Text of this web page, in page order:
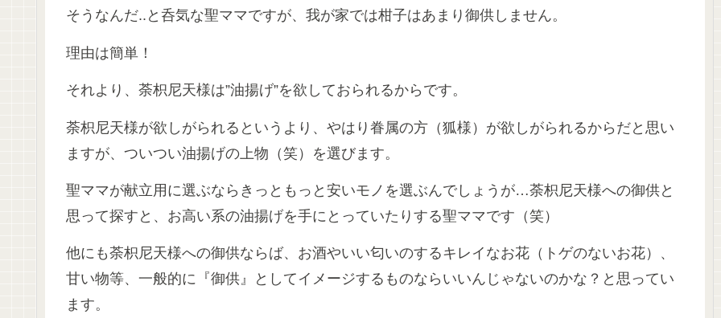
そうなんだ..と呑気な聖ママですが、我が家では柑子はあまり御供しません。
理由は簡単！
それより、荼枳尼天様は”油揚げ”を欲しておられるからです。
荼枳尼天様が欲しがられるというより、やはり眷属の方（狐様）が欲しがられるからだと思い
ますが、ついつい油揚げの上物（笑）を選びます。
聖ママが献立用に選ぶならきっともっと安いモノを選ぶんでしょうが…荼枳尼天様への御供と
思って探すと、お高い系の油揚げを手にとっていたりする聖ママです（笑）
他にも荼枳尼天様への御供ならば、お酒やいい匂いのするキレイなお花（トゲのないお花）、
甘い物等、一般的に『御供』としてイメージするものならいいんじゃないのかな？と思ってい
ます。